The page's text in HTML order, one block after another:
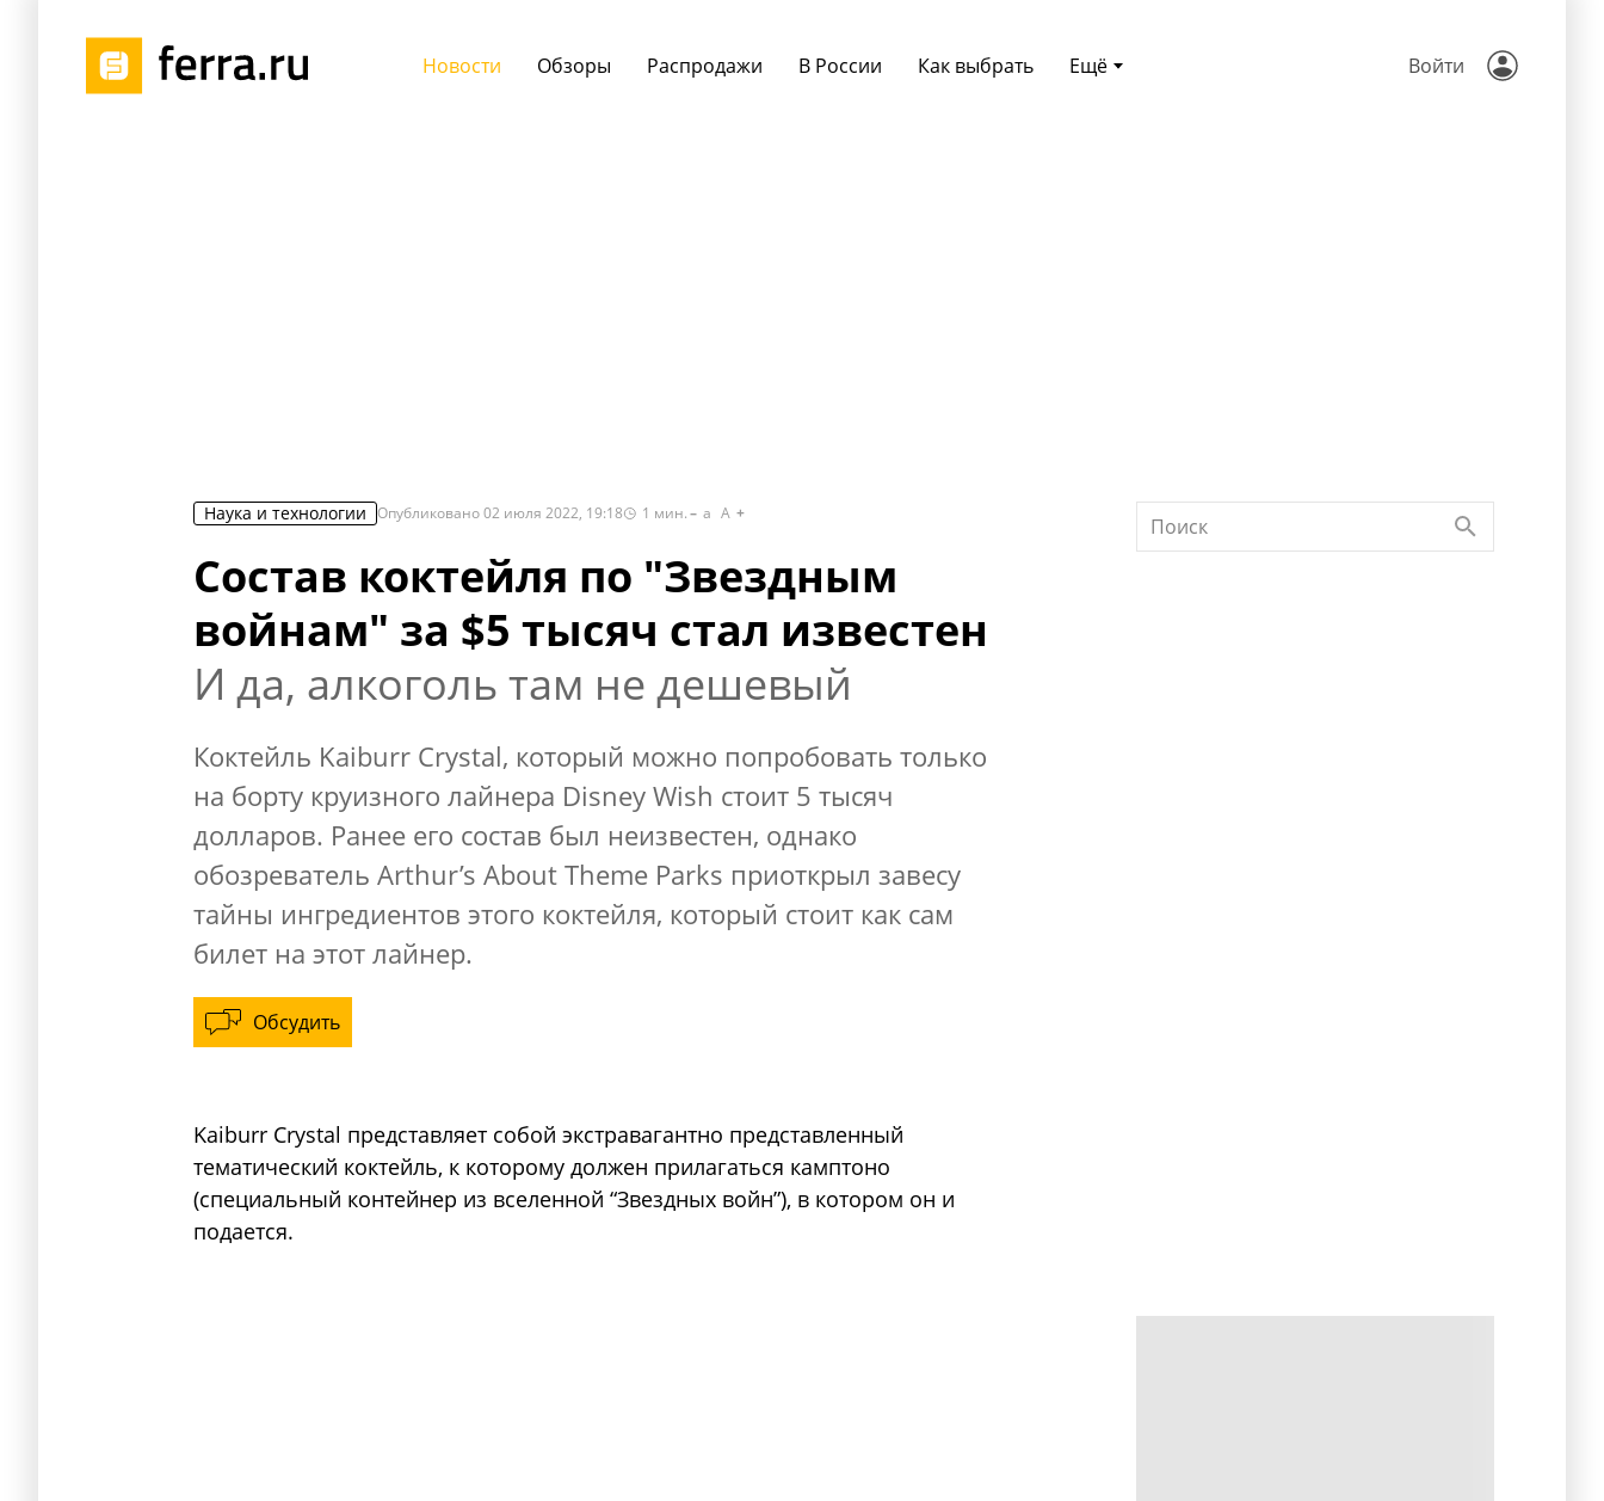
Ещё
Новости Обзоры Распродажи В России Как выбрать Войти
Наука и технологии Опубликовано02 июля 2022, 19:18 1 мин. a A
Состав коктейля по "Звездным
войнам" за $5 тысяч стал известен
И да, алкоголь там не дешевый
Коктейль Kaiburr Crystal, который можно попробовать только
на борту круизного лайнера Disney Wish стоит 5 тысяч
долларов. Ранее его состав был неизвестен, однако
обозреватель Arthur’s About Theme Parks приоткрыл завесу
тайны ингредиентов этого коктейля, который стоит как сам
билет на этот лайнер.
Обсудить
Kaiburr Crystal представляет собой экстравагантно представленный
тематический коктейль, к которому должен прилагаться камптоно
(специальный контейнер из вселенной “Звездных войн”), в котором он и
подается.